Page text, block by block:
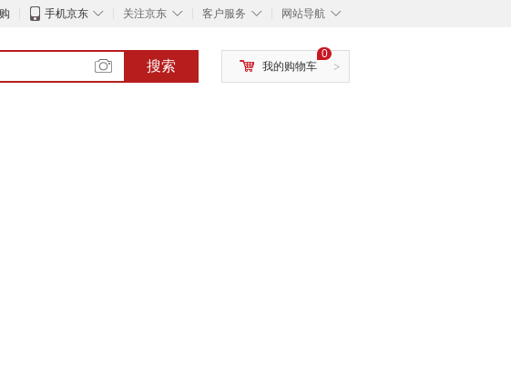
◇
手机京东 ◇
关注京东 ◇
客户服务 ◇
网站导航
搜索 >
0
我的购物车